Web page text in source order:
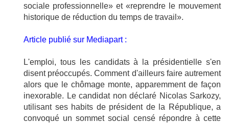
sociale professionnelle» et «reprendre le mouvement
historique de réduction du temps de travail».
Article publié sur Mediapart :
L'emploi, tous les candidats à la présidentielle s'en
disent préoccupés. Comment d'ailleurs faire autrement
alors que le chômage monte, apparemment de façon
inexorable. Le candidat non déclaré Nicolas Sarkozy,
utilisant ses habits de président de la République, a
convoqué un sommet social censé répondre à cette